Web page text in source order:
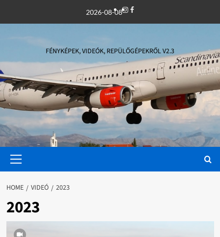
2026-08-08Instagram
Facebook
FÉNYKÉPEK, VIDEÓK, REPÜLŐGÉPEKRŐL V2.3
Menu
HOME VIDEÓ 2023
2023